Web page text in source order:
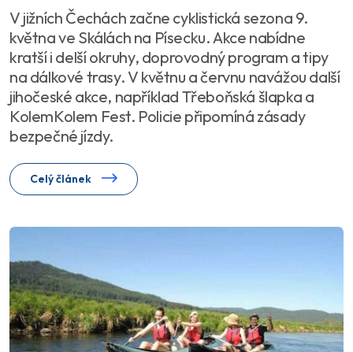
V jižních Čechách začne cyklistická sezona 9.
května ve Skálách na Písecku. Akce nabídne
kratší i delší okruhy, doprovodný program a tipy
na dálkové trasy. V květnu a červnu navážou další
jihočeské akce, například Třeboňská šlapka a
KolemKolem Fest. Policie připomíná zásady
bezpečné jízdy.
Celý článek